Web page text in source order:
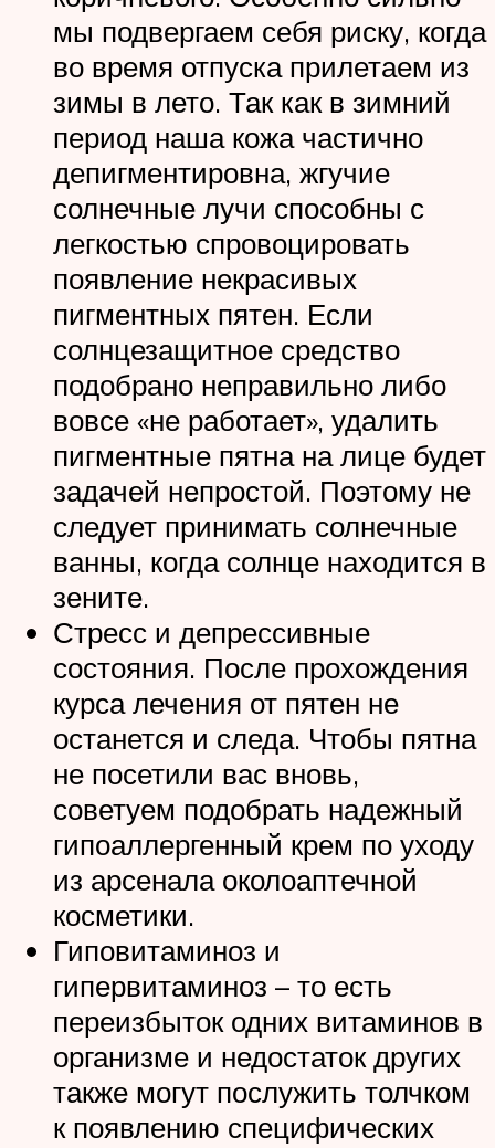
мы подвергаем себя риску, когда
во время отпуска прилетаем из
зимы в лето. Так как в зимний
период наша кожа частично
депигментировна, жгучие
солнечные лучи способны с
легкостью спровоцировать
появление некрасивых
пигментных пятен. Если
солнцезащитное средство
подобрано неправильно либо
вовсе «не работает», удалить
пигментные пятна на лице будет
задачей непростой. Поэтому не
следует принимать солнечные
ванны, когда солнце находится в
зените.
Стресс и депрессивные
состояния. После прохождения
курса лечения от пятен не
останется и следа. Чтобы пятна
не посетили вас вновь,
советуем подобрать надежный
гипоаллергенный крем по уходу
из арсенала околоаптечной
косметики.
Гиповитаминоз и
гипервитаминоз­ – то есть
переизбыток одних витаминов в
организме и недостаток других
также могут послужить толчком
к появлению специфических